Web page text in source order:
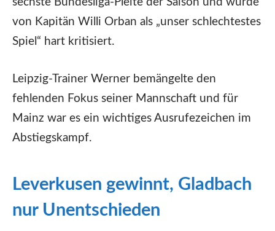
von Kapitän Willi Orban als „unser schlechtestes
Spiel“ hart kritisiert.
Leipzig-Trainer Werner bemängelte den
fehlenden Fokus seiner Mannschaft und für
Mainz war es ein wichtiges Ausrufezeichen im
Abstiegskampf.
Leverkusen gewinnt, Gladbach
nur Unentschieden